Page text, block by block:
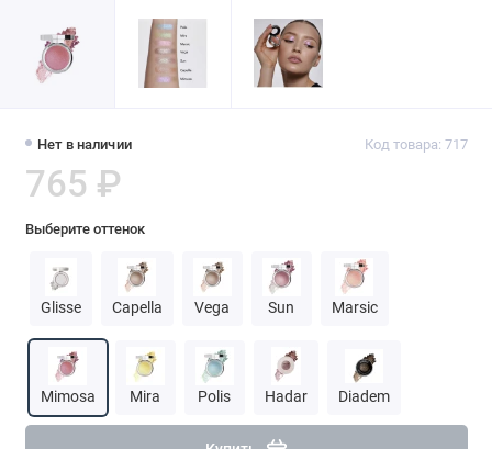
Нет в наличии Код товара: 717
765 ₽
Выберите оттенок
Glisse Capella Vega Sun Marsic
Mimosa Mira Polis Hadar Diadem